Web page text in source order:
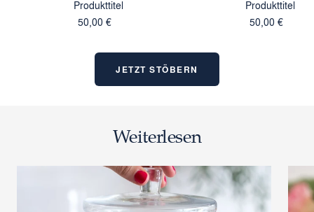
Produkttitel
Angebotspreis
50,00 €
Produkttitel
Angebotspreis
50,00 €
JETZT STÖBERN
Weiterlesen